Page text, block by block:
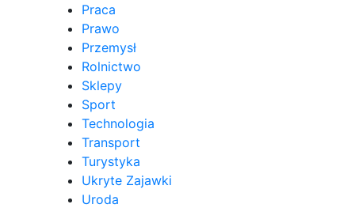
Praca
Prawo
Przemysł
Rolnictwo
Sklepy
Sport
Technologia
Transport
Turystyka
Ukryte Zajawki
Uroda